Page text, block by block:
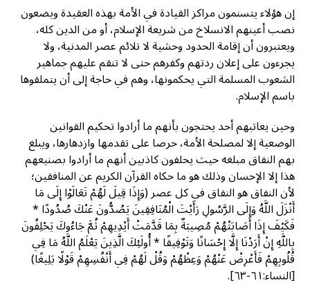
إن هؤلاء يتسنمون مراكز القيادة في الأمة بهذه العقيدة ويضعون
نصب أعينهم الانسلاخ من شريعة الإسلام، أو من الدين كله،
ويعتبرون أن إقامة الحدود وحشية لا تلائم عصر المدنية، ولا
يجرءون على إعلان ردتهم وكفرهم حتى لا تنقم عليهم جماهير
الشعوب المسلمة التي يحكمونها، وهم في حاجة إلى أن يتملقوها
باسم الإسلام.
وحين يعاتبهم أحد يحتجون بأنهم ما أرادوا تحكيم القوانين
الوضعية إلا لمصلحة الأمة، حرصا على تقدمها وازدهارها، ويبلغ
بهم النفاق مبلغه حيث يحلفون كاذبين أنهم ما أرادوا بصنيعهم
هذا إلا الإحسان وذلك هو ما حكاه القرآن الكريم عن المنافقين؛
لأن النفاق هو النفاق في كل عصر (وَإِذَا قِيلَ لَهُمْ تَعَالَوْا إِلَى مَا
أَنْزَلَ اللَّهُ وَإِلَى الرَّسُولِ رَأَيْتَ الْمُنَافِقِينَ يَصُدُّونَ عَنْكَ صُدُودًا *
فَكَيْفَ إِذَا أَصَابَتْهُمْ مُصِيبَةٌ بِمَا قَدَّمَتْ أَيْدِيهِمْ ثُمَّ جَاءُوكَ يَحْلِفُونَ
بِاللَّهِ إِنْ أَرَدْنَا إِلَّا إِحْسَانًا وَتَوْفِيقًا * أُولَئِكَ الَّذِينَ يَعْلَمُ اللَّهُ مَا فِي
قُلُوبِهِمْ فَأَعْرِضْ عَنْهُمْ وَعِظْهُمْ وَقُلْ لَهُمْ فِي أَنْفُسِهِمْ قَوْلًا بَلِيغًا)
[النساء:٦١-٦٣].